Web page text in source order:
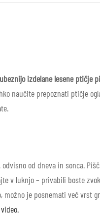
izdelane lesene ptičje
naučite prepoznati ptičje
od dneva in sonca.
v luknjo – privabili boste
možno je posnemati več vrst